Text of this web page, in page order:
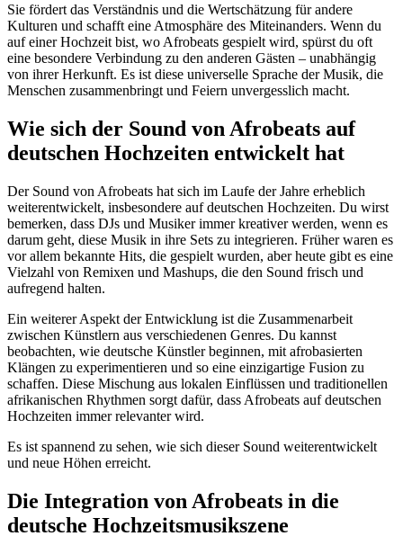
Sie fördert das Verständnis und die Wertschätzung für andere
Kulturen und schafft eine Atmosphäre des Miteinanders. Wenn du
auf einer Hochzeit bist, wo Afrobeats gespielt wird, spürst du oft
eine besondere Verbindung zu den anderen Gästen – unabhängig
von ihrer Herkunft. Es ist diese universelle Sprache der Musik, die
Menschen zusammenbringt und Feiern unvergesslich macht.
Wie sich der Sound von Afrobeats auf
deutschen Hochzeiten entwickelt hat
Der Sound von Afrobeats hat sich im Laufe der Jahre erheblich
weiterentwickelt, insbesondere auf deutschen Hochzeiten. Du wirst
bemerken, dass DJs und Musiker immer kreativer werden, wenn es
darum geht, diese Musik in ihre Sets zu integrieren. Früher waren es
vor allem bekannte Hits, die gespielt wurden, aber heute gibt es eine
Vielzahl von Remixen und Mashups, die den Sound frisch und
aufregend halten.
Ein weiterer Aspekt der Entwicklung ist die Zusammenarbeit
zwischen Künstlern aus verschiedenen Genres. Du kannst
beobachten, wie deutsche Künstler beginnen, mit afrobasierten
Klängen zu experimentieren und so eine einzigartige Fusion zu
schaffen. Diese Mischung aus lokalen Einflüssen und traditionellen
afrikanischen Rhythmen sorgt dafür, dass Afrobeats auf deutschen
Hochzeiten immer relevanter wird.
Es ist spannend zu sehen, wie sich dieser Sound weiterentwickelt
und neue Höhen erreicht.
Die Integration von Afrobeats in die
deutsche Hochzeitsmusikszene